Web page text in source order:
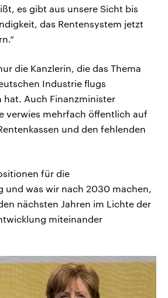
es gibt aus unsere Sicht bis
das Rentensystem jetzt
die Kanzlerin, die das Thema
Industrie flugs
hat. Auch Finanzminister
verwies mehrfach öffentlich auf
und den fehlenden
für die
und was wir nach 2030 machen,
nächsten Jahren im Lichte der
miteinander